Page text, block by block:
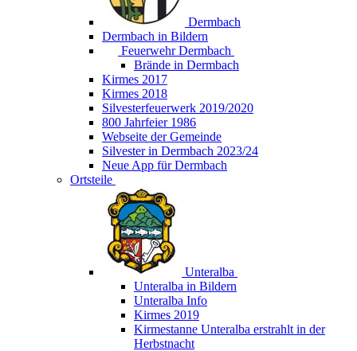
Dermbach
Dermbach in Bildern
Feuerwehr Dermbach
Brände in Dermbach
Kirmes 2017
Kirmes 2018
Silvesterfeuerwerk 2019/2020
800 Jahrfeier 1986
Webseite der Gemeinde
Silvester in Dermbach 2023/24
Neue App für Dermbach
Ortsteile
Unteralba
Unteralba in Bildern
Unteralba Info
Kirmes 2019
Kirmestanne Unteralba erstrahlt in der
Herbstnacht